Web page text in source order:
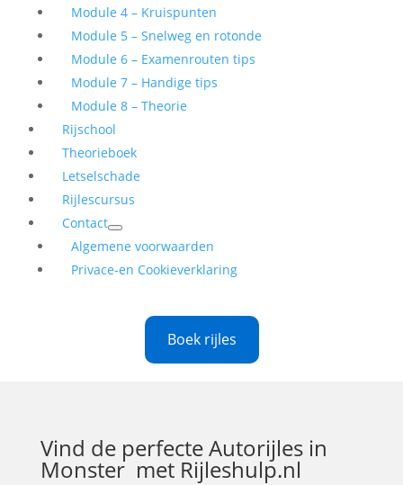
Module 4 – Kruispunten
Module 5 – Snelweg en rotonde
Module 6 – Examenrouten tips
Module 7 – Handige tips
Module 8 – Theorie
Rijschool
Theorieboek
Letselschade
Rijlescursus
Contact
Algemene voorwaarden
Privace-en Cookieverklaring
Boek rijles
Vind de perfecteAutorijles in
Monster met Rijleshulp.nl